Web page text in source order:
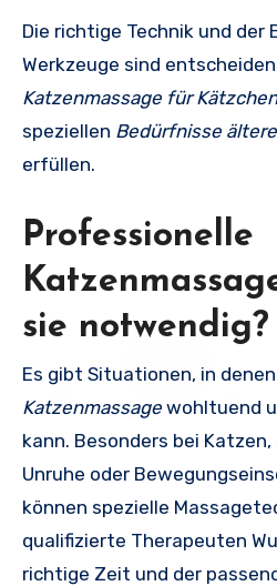
Die richtige Technik und der
Werkzeuge sind
Katzenmassage für Kätzchen
speziellen Bedürfnisse
erfüllen.
Professionelle
sie notwendig?
Es gibt Situationen, in
Katzenmassage wohltuend
kann. Besonders bei
Unruhe oder
können spezielle
qualifizierte Therapeuten
richtige Zeit und der